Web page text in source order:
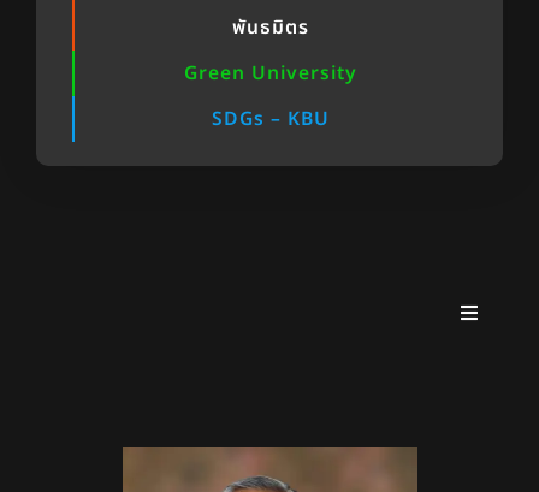
พันธมิตร
Green University
SDGs – KBU
Toggle
อธิการบดีและรองอธิการบดี